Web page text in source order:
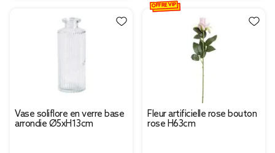
Vase soliflore en verre base
arrondie Ø5xH13cm
Fleur artificielle rose bouton
rose H63cm
OFFRE VIP